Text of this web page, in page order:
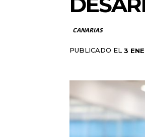
CANARIAS
PUBLICADO EL 3